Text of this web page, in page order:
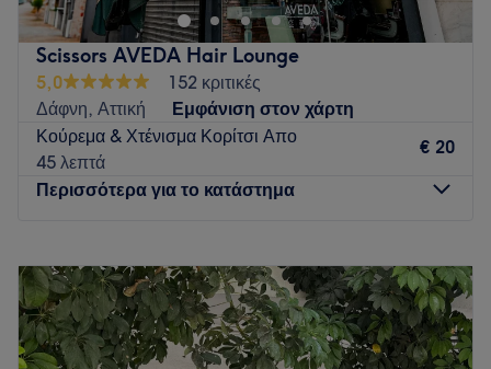
ευχάριστη εμπειρία σε έναν σύγχρονο και προσεγμένο χώρο,
με έμφαση στην ποιότητα και την εξυπηρέτηση.
Go to venue
Scissors AVEDA Hair Lounge
5,0
152 κριτικές
Δάφνη, Αττική
Εμφάνιση στον χάρτη
Κούρεμα & Χτένισμα Κορίτσι Απο
45 λεπτά
€ 20
Περισσότερα για το κατάστημα
Τρίτη
10:00–20:00
Τετάρτη
10:00–20:00
Πέμπτη
10:00–20:00
Παρασκευή
10:00–20:00